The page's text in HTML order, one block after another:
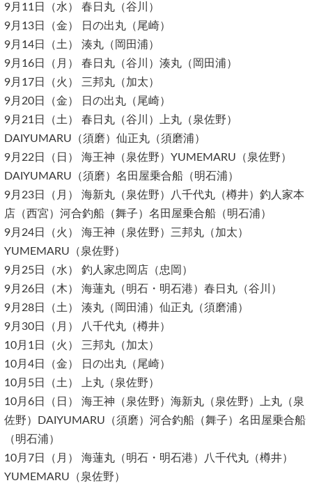
9月11日（水） 春日丸（谷川）
9月13日（金） 日の出丸（尾崎）
9月14日（土） 湊丸（岡田浦）
9月16日（月） 春日丸（谷川）湊丸（岡田浦）
9月17日（火） 三邦丸（加太）
9月20日（金） 日の出丸（尾崎）
9月21日（土） 春日丸（谷川）上丸（泉佐野）
DAIYUMARU（須磨）仙正丸（須磨浦）
9月22日（日） 海王神（泉佐野）YUMEMARU（泉佐野）
DAIYUMARU（須磨）名田屋乗合船（明石浦）
9月23日（月） 海新丸（泉佐野）八千代丸（樽井）釣人家本
店（西宮）河合釣船（舞子）名田屋乗合船（明石浦）
9月24日（火） 海王神（泉佐野）三邦丸（加太）
YUMEMARU（泉佐野）
9月25日（水） 釣人家忠岡店（忠岡）
9月26日（木） 海蓮丸（明石・明石港）春日丸（谷川）
9月28日（土） 湊丸（岡田浦）仙正丸（須磨浦）
9月30日（月） 八千代丸（樽井）
10月1日（火） 三邦丸（加太）
10月4日（金） 日の出丸（尾崎）
10月5日（土） 上丸（泉佐野）
10月6日（日） 海王神（泉佐野）海新丸（泉佐野）上丸（泉
佐野）DAIYUMARU（須磨）河合釣船（舞子）名田屋乗合船
（明石浦）
10月7日（月） 海蓮丸（明石・明石港）八千代丸（樽井）
YUMEMARU（泉佐野）